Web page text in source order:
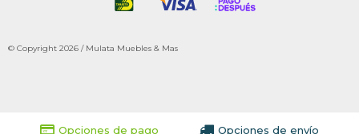
Opciones de pago Opciones de envío
© Copyright 2026 / Mulata Muebles & Mas